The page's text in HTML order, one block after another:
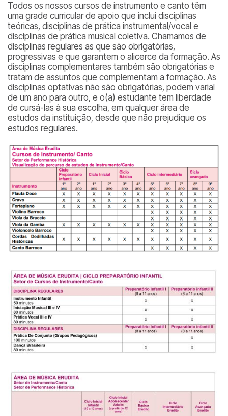
Todos os nossos cursos de instrumento e canto têm
uma grade curricular de apoio que inclui disciplinas
teóricas, disciplinas de prática instrumental/vocal e
disciplinas de prática musical coletiva. Chamamos de
disciplinas regulares as que são obrigatórias,
progressivas e que garantem o alicerce da formação. As
disciplinas complementares também são obrigatórias e
tratam de assuntos que complementam a formação. As
disciplinas optativas não são obrigatórias, podem varial
de um ano para outro, e o(a) estudante tem liberdade
de cursá-las à sua escolha, em qualquer área de
estudos da instituição, desde que não prejudique os
estudos regulares.